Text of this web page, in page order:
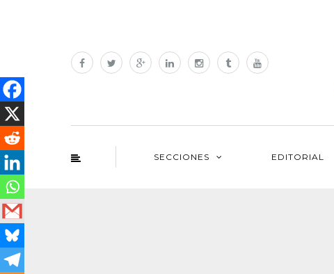
SECCIONES EDITORIAL